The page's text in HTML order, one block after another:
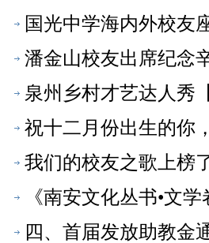
国光中学海内外校友
潘金山校友出席纪念
泉州乡村才艺达人秀
祝十二月份出生的你
我们的校友之歌上榜
《南安文化丛书•文
四、首届发放助教金